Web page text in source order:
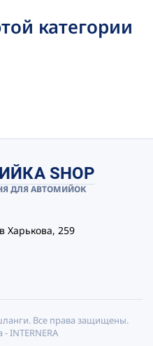
категории
SHOP
ДЛЯ АВТОМИЙОК
Харькова, 259
Все права защищены.
-INTERNERA